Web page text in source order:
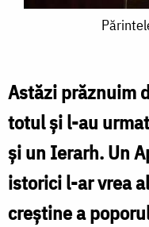
Necula
Astăzi prăznuim
totul și l-au
și un Ierarh. Un
istorici l-ar vrea
creștine a